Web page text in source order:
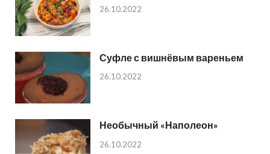
26.10.2022
Суфле с вишнёвым вареньем
26.10.2022
Необычный «Наполеон»
26.10.2022